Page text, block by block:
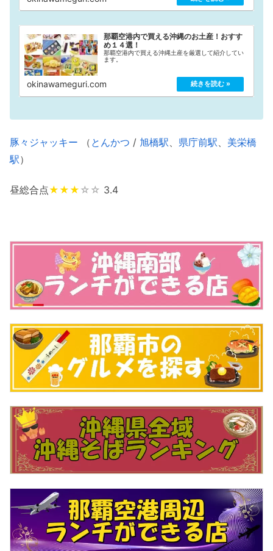
那覇空港内で買える沖縄のお土産！おすす
め１４選！
那覇空港内で買える沖縄土産を厳選して紹介してい
ます。
okinawameguri.com
豚々ジャッキー （ とんかつ / 旭橋駅 県庁前駅
美栄橋
駅）
昼総合点★★★ ☆☆ 3.4